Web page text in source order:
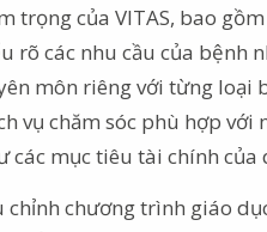
trọng của VITAS, bao
rõ các nhu cầu của bệnh
môn riêng với từng loại
vụ chăm sóc phù hợp
các mục tiêu tài chính của
chỉnh chương trình giáo